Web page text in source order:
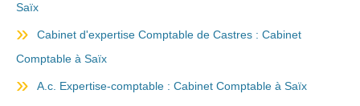
Saïx
Cabinet d'expertise Comptable de Castres : Cabinet
Comptable à Saïx
A.c. Expertise-comptable : Cabinet Comptable à Saïx